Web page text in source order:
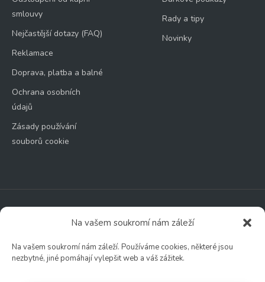
Na vašem soukromí nám záleží
Na vašem soukromí nám záleží. Používáme cookies, některé jsou
nezbytné, jiné pomáhají vylepšit web a váš zážitek.
smlouvy
Nejčastější dotazy (FAQ)
Reklamace
Doprava, platba a balné
Ochrana osobních
údajů
Zásady používání
souborů cookie
Rady a tipy
Novinky
Zahradní centrum
🕑 Po – Čt: 9:00 – 17:00
🕑 Pá – So: 9:00 – 18:00
🚫 Neděle: ZAVŘENO